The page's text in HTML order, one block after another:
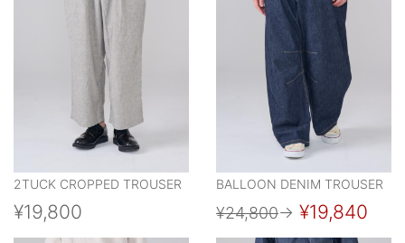
2TUCK CROPPED TROUSER
¥19,800
BALLOON DENIM TROUSER
¥24,800→ ¥19,840